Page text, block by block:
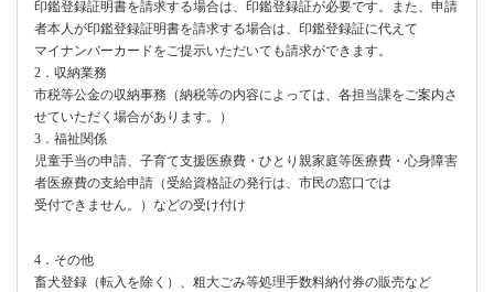
印鑑登録証明書を請求する場合は、印鑑登録証が必要です。また、申請
者本人が印鑑登録証明書を請求する場合は、印鑑登録証に代えて
マイナンバーカードをご提示いただいても請求ができます。
2．収納業務
市税等公金の収納事務（納税等の内容によっては、各担当課をご案内さ
せていただく場合があります。）
3．福祉関係
児童手当の申請、子育て支援医療費・ひとり親家庭等医療費・心身障害
者医療費の支給申請（受給資格証の発行は、市民の窓口では
受付できません。）などの受け付け
4．その他
畜犬登録（転入を除く）、粗大ごみ等処理手数料納付券の販売など